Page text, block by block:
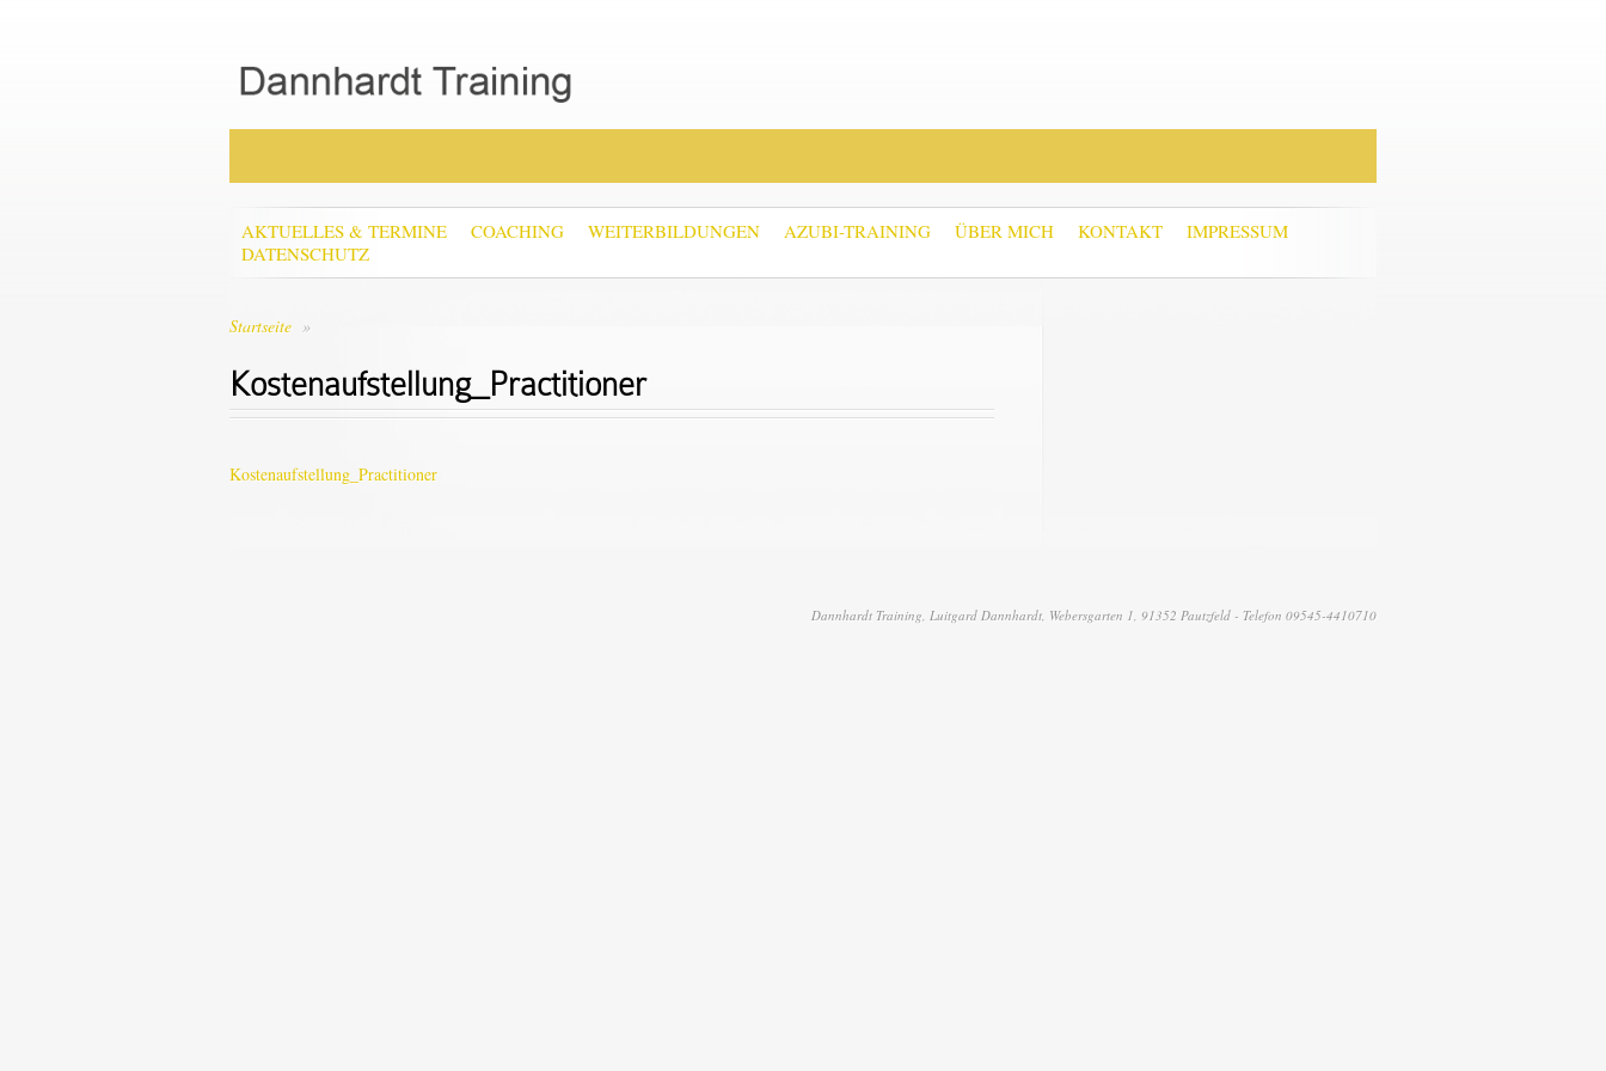
AKTUELLES & TERMINE COACHING WEITERBILDUNGEN AZUBI-TRAINING ÜBER MICH KONTAKT
IMPRESSUM
DATENSCHUTZ
Startseite »
Kostenaufstellung_Practitioner
Kostenaufstellung_Practitioner
Dannhardt Training, Luitgard Dannhardt, Webersgarten 1, 91352 Pautzfeld - Telefon 09545-4410710